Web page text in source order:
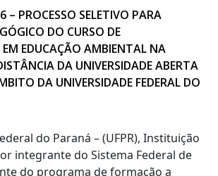
– PROCESSO SELETIVO PARA
DO CURSO DE
EM EDUCAÇÃO AMBIENTAL NA
DA UNIVERSIDADE ABERTA
DA UNIVERSIDADE FEDERAL DO
do Paraná – (UFPR), Instituição
integrante do Sistema Federal de
do programa de formação a